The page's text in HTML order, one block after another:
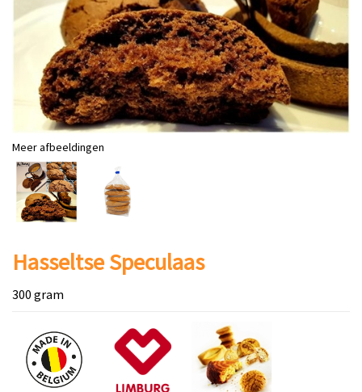
Meer afbeeldingen
Hasseltse Speculaas
300 gram